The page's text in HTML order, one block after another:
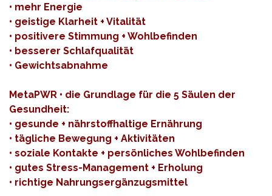
• mehr Energie
• geistige Klarheit + Vitalität
• positivere Stimmung + Wohlbefinden
• besserer Schlafqualität
• Gewichtsabnahme
MetaPWR • die Grundlage für die 5 Säulen der
Gesundheit:
• gesunde + nährstoffhaltige Ernährung
• tägliche Bewegung + Aktivitäten
• soziale Kontakte + persönliches Wohlbefinden
• gutes Stress-Management + Erholung
• richtige Nahrungsergänzugsmittel